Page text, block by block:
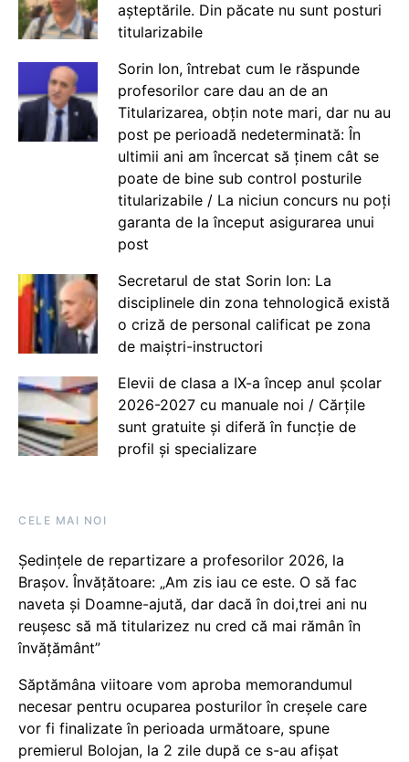
așteptările. Din păcate nu sunt posturi
titularizabile
Sorin Ion, întrebat cum le răspunde
profesorilor care dau an de an
Titularizarea, obțin note mari, dar nu au
post pe perioadă nedeterminată: În
ultimii ani am încercat să ținem cât se
poate de bine sub control posturile
titularizabile / La niciun concurs nu poți
garanta de la început asigurarea unui
post
Secretarul de stat Sorin Ion: La
disciplinele din zona tehnologică există
o criză de personal calificat pe zona
de maiștri-instructori
Elevii de clasa a IX-a încep anul școlar
2026-2027 cu manuale noi / Cărțile
sunt gratuite și diferă în funcție de
profil și specializare
CELE MAI NOI
Ședințele de repartizare a profesorilor 2026, la
Brașov. Învățătoare: „Am zis iau ce este. O să fac
naveta și Doamne-ajută, dar dacă în doi,trei ani nu
reușesc să mă titularizez nu cred că mai rămân în
învățământ”
Săptămâna viitoare vom aproba memorandumul
necesar pentru ocuparea posturilor în creșele care
vor fi finalizate în perioada următoare, spune
premierul Bolojan, la 2 zile după ce s-au afișat